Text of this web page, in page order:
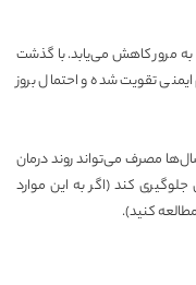
به مرور کاهش می‌یابد. با گذشت
تقویت شده و احتمال بروز
مصرف می‌تواند روند درمان
کند (اگر به این موارد
کنید).